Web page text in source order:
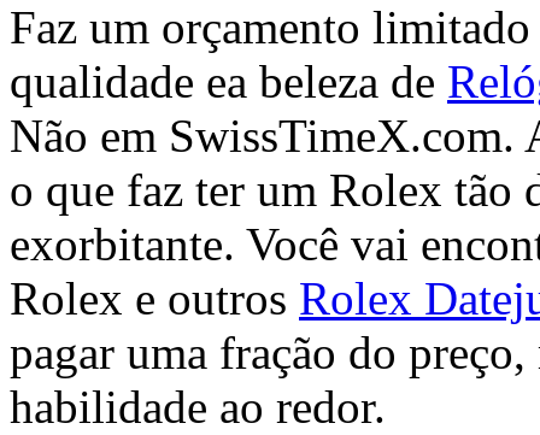
Faz um orçamento
qualidade ea beleza de
Não em SwissTimeX.com.
o que faz ter um Rolex tão
exorbitante. Você vai
Rolex e outros Rolex
pagar uma fração do
habilidade ao redor.